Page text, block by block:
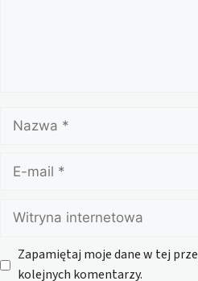
Nazwa
mail
Witryna
internetowa
Zapamiętaj moje dane w tej
kolejnych komentarzy.